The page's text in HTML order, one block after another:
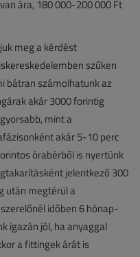
ára, 180 000-200 000 Ft
meg a kérdést
szűken
bátran számolhatunk az
akár 3000 forintig
mint a
akár 5-10 perc
órabérből is nyertünk
jelentkező 300
után megtérül a
időben 6 hónap-
igazán jól, ha anyaggal
a fittingek árát is